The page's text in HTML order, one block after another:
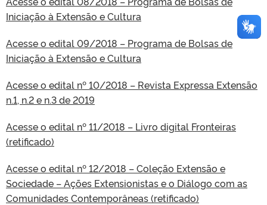
Iniciação à Extensão e Cultura
Acesse o edital 09/2018 – Programa de Bolsas de
Iniciação à Extensão e Cultura
Acesse o edital nº 10/2018 – Revista Expressa Extensão
n.1, n.2 e n.3 de 2019
Acesse o edital nº 11/2018 – Livro digital Fronteiras
(retificado)
Acesse o edital nº 12/2018 – Coleção Extensão e
Sociedade – Ações Extensionistas e o Diálogo com as
Comunidades Contemporâneas (retificado)